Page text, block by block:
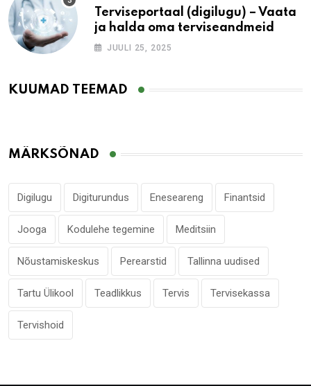
Terviseportaal (digilugu) – Vaata
ja halda oma terviseandmeid
JUULI 25, 2025
KUUMAD TEEMAD
MÄRKSÕNAD
Digilugu Digiturundus Eneseareng Finantsid
Jooga Kodulehe tegemine Meditsiin
Nõustamiskeskus Perearstid Tallinna uudised
Tartu Ülikool Teadlikkus Tervis Tervisekassa
Tervishoid